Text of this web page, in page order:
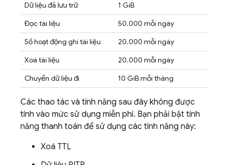
Dữ liệu đã lưu trữ
1 GiB
Đọc tài liệu
50.000 mỗi ngày
Số hoạt động ghi tài liệu
20.000 mỗi ngày
Xoá tài liệu
20.000 mỗi ngày
Chuyển dữ liệu đi
10 GiB mỗi tháng
Các thao tác và tính năng sau đây không được
tính vào mức sử dụng miễn phí. Bạn phải bật tính
năng thanh toán để sử dụng các tính năng này:
Xoá TTL